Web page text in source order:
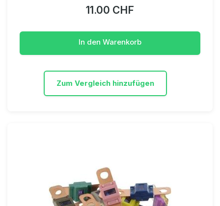
11.00 CHF
In den Warenkorb
Zum Vergleich hinzufügen